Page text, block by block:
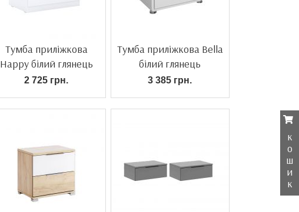
Тумба приліжкова
Happy білий глянець
2 725 грн.
Тумба приліжкова Bella
білий глянець
3 385 грн.
к
о
ш
и
к